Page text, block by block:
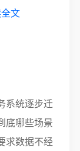
文
系统逐步迁
底哪些场景
求数据不经